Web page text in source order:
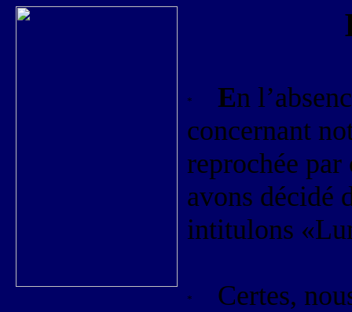
En
concernant
reprochée par
avons décidé
intitulons «
Certes,